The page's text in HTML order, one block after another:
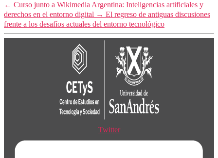
← Curso junto a Wikimedia Argentina: Inteligencias artificiales y
derechos en el entorno digital → El regreso de antiguas discusiones
frente a los desafíos actuales del entorno tecnológico
Twitter